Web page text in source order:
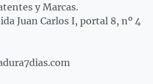
y Marcas.
Juan Carlos I, portal 8, nº 4